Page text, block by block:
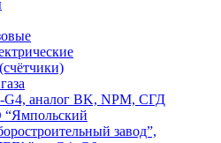
G4, аналог BK, NPM, СГД
завод”,